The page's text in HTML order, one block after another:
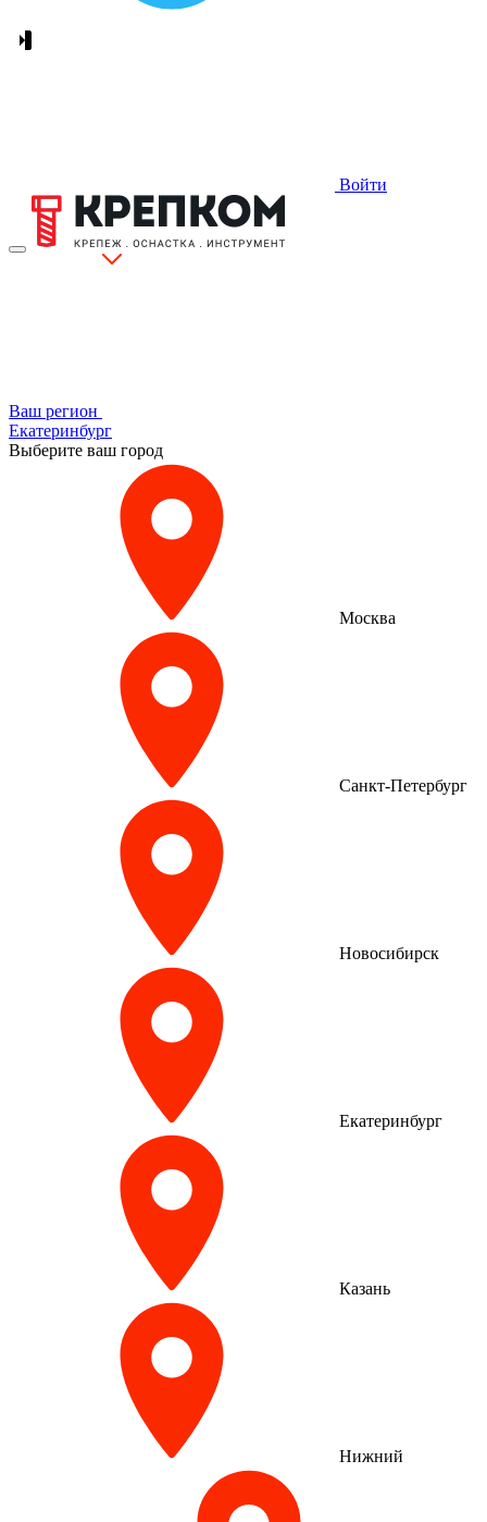
Войти
Ваш регион
Екатеринбург
Выберите ваш город
Москва
Санкт-Петербург
Новосибирск
Екатеринбург
Казань
Нижний